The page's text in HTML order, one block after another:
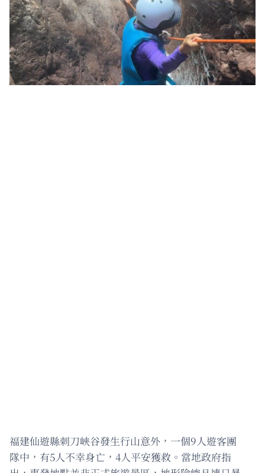
福建仙遊縣刺刀峽谷發生行山意外，一個9人遊客團
隊中，有5人不幸身亡，4人平安獲救。當地政府指